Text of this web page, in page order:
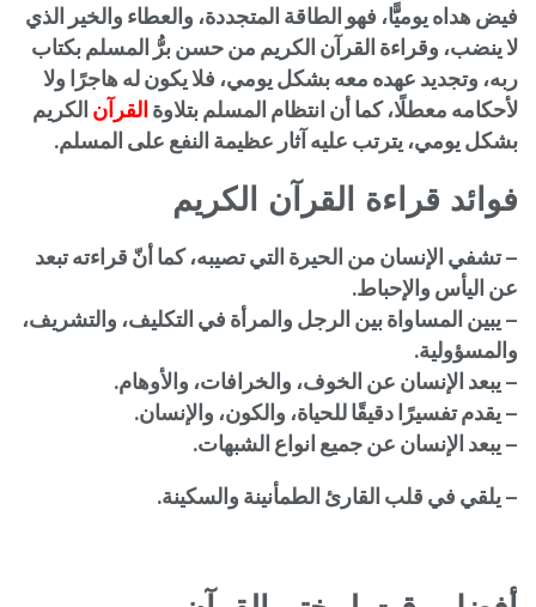
فيض هداه يوميًَّا، فهو الطاقة المتجددة، والعطاء والخير الذي
لا ينضب، وقراءة القرآن الكريم من حسن برُّ المسلم بكتاب
ربه، وتجديد عهده معه بشكل يومي، فلا يكون له هاجرًا ولا
لأحكامه معطلًا، كما أن انتظام المسلم بتلاوة القرآن الكريم
بشكل يومي، يترتب عليه آثار عظيمة النفع على المسلم.
فوائد قراءة القرآن الكريم
– تشفي الإنسان من الحيرة التي تصيبه، كما أنّ قراءته تبعد
عن اليأس والإحباط.
– يبين المساواة بين الرجل والمرأة في التكليف، والتشريف،
والمسؤولية.
– يبعد الإنسان عن الخوف، والخرافات، والأوهام.
– يقدم تفسيرًا دقيقًا للحياة، والكون، والإنسان.
– يبعد الإنسان عن جميع انواع الشبهات.
– يلقي في قلب القارئ الطمأنينة والسكينة.